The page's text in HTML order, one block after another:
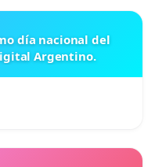
día nacional del
Argentino.